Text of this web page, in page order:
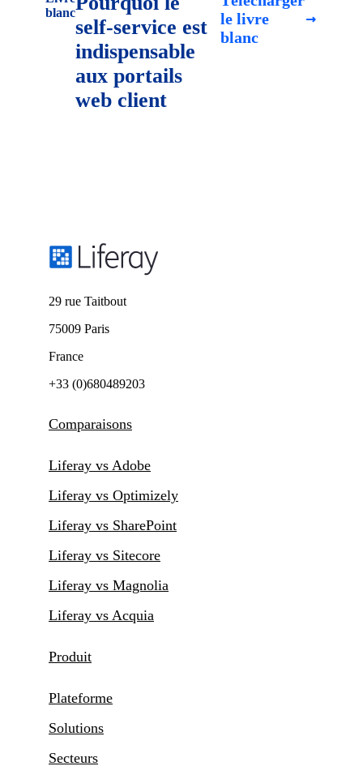
blanc
self-service est
indispensable
aux portails
web client
le livre
blanc
29 rue Taitbout
75009 Paris
France
+33 (0)680489203
Comparaisons
Liferay vs Adobe
Liferay vs Optimizely
Liferay vs SharePoint
Liferay vs Sitecore
Liferay vs Magnolia
Liferay vs Acquia
Produit
Plateforme
Solutions
Secteurs